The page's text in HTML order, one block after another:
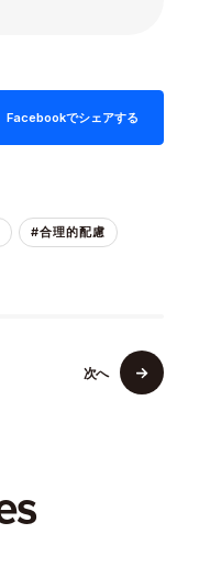
Facebookでシェアする
#合理的配慮
次へ